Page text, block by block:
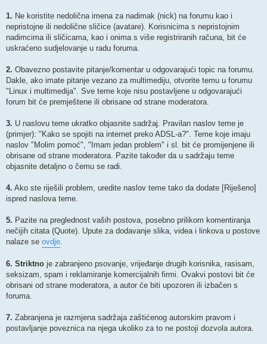
1. Ne koristite nedolična imena za nadimak (nick) na forumu kao i
nepristojne ili nedolične sličice (avatare). Korisnicima s nepristojnim
nadimcima ili sličicama, kao i onima s više registriranih računa, bit će
uskraćeno sudjelovanje u radu foruma.
2. Obavezno postavite pitanje/komentar u odgovarajući topic na forumu.
Dakle, ako imate pitanje vezano za multimediju, otvorite temu u forumu
"Linux i multimedija". Sve teme koje nisu postavljene u odgovarajući
forum bit će premještene ili obrisane od strane moderatora.
3. U naslovu teme ukratko objasnite sadržaj. Pravilan naslov teme je
(primjer): "Kako se spojiti na internet preko ADSL-a?". Teme koje imaju
naslov "Molim pomoć", "Imam jedan problem" i sl. bit će promijenjene ili
obrisane od strane moderatora. Pazite također da u sadržaju teme
objasnite detaljno o čemu se radi.
4. Ako ste riješili problem, uredite naslov teme tako da dodate [Riješeno]
ispred naslova teme.
5. Pazite na preglednost vaših postova, posebno prilikom komentiranja
nečijih citata (Quote). Upute za dodavanje slika, videa i linkova u postove
nalaze se ovdje
6. Striktno je zabranjeno psovanje, vrijeđanje drugih korisnika, rasisam,
seksizam, spam i reklamiranje komercijalnih firmi. Ovakvi postovi bit će
obrisani od strane moderatora, a autor će biti upozoren ili izbačen s
foruma.
7. Zabranjena je razmjena sadržaja zaštićenog autorskim pravom i
postavljanje poveznica na njega ukoliko za to ne postoji dozvola autora.